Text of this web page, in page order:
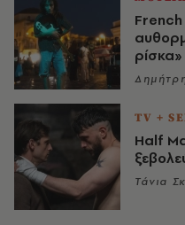
ρίσκα»
TV +
Half
Τάνια